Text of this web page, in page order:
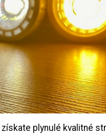
plynulé kvalitné